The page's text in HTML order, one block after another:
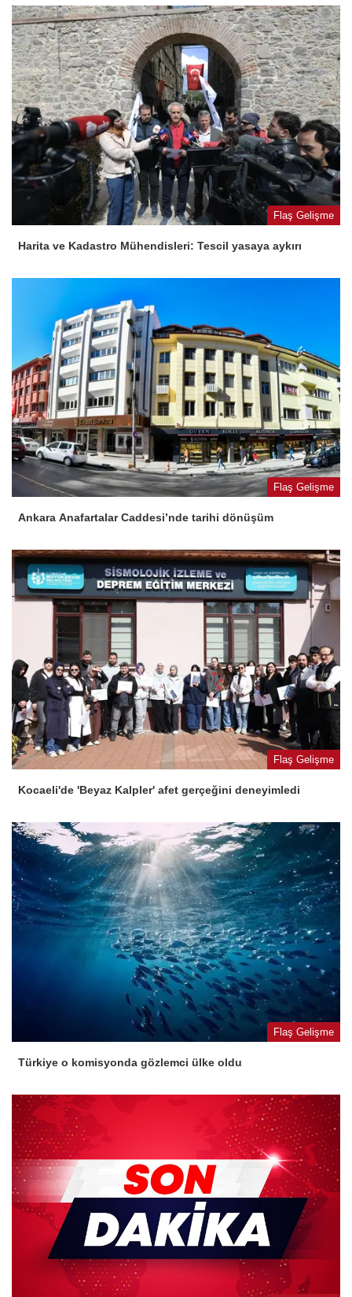
Flaş Gelişme
Harita ve Kadastro Mühendisleri: Tescil yasaya aykırı
Flaş Gelişme
Ankara Anafartalar Caddesi’nde tarihi dönüşüm
Flaş Gelişme
Kocaeli'de 'Beyaz Kalpler' afet gerçeğini deneyimledi
Flaş Gelişme
Türkiye o komisyonda gözlemci ülke oldu